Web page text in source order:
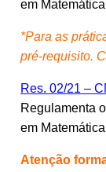
em Matemática
*Para as
pré-requisito.
Res. 02/21 –
Regulamenta
em Matemática
Atenção